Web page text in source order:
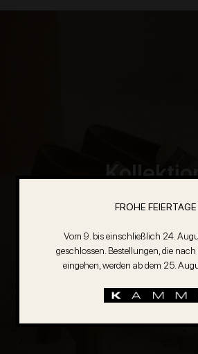
Frühjahr
Herunterladen